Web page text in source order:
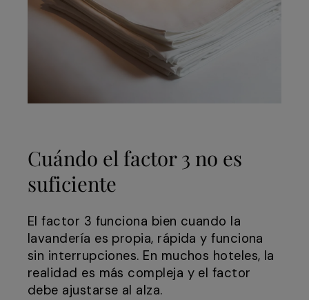
Cuándo el factor 3 no es
suficiente
El factor 3 funciona bien cuando la
lavandería es propia, rápida y funciona
sin interrupciones. En muchos hoteles, la
realidad es más compleja y el factor
debe ajustarse al alza.